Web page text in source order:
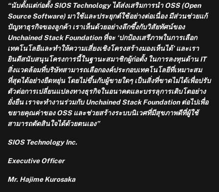
“นับตั้งแต่ก่อตั้ง SIOS Technology ได้ส่งเสริมการนำ OSS (Open
Source Software) มาใช้และประยุกต์ใช้อย่างต่อเนื่อง มีส่วนช่วยแก้
ปัญหาธุรกิจของลูกค้า เราเห็นด้วยอย่างลึกซึ้งกับวิสัยทัศน์ของ
Unchained Stack Foundation ที่จะ ‘ปกป้องเสรีภาพในการเลือก
เทคโนโลยีและทำให้ความเสี่ยงเชิงโครงสร้างมองเห็นได้’ และเรา
ยินดีสนับสนุนโครงการนี้ในฐานะสมาชิกผู้ก่อตั้ง ในการลงทุนด้าน IT
สิ่งแวดล้อมที่บริษัทสามารถเลือกองค์ประกอบเทคโนโลยีที่เหมาะสม
ที่สุดได้อย่างยืดหยุ่น โดยไม่ขึ้นกับผู้ขายใดๆ เป็นสิ่งที่ขาดไม่ได้เพื่อปรับ
ตัวต่อการเปลี่ยนแปลงทางธุรกิจในอนาคตและบรรลุการเติบโตอย่าง
ยั่งยืน เราจะทำงานร่วมกับ Unchained Stack Foundation ต่อไปเพื่อ
ขยายคุณค่าของ OSS และช่วยสร้างระบบนิเวศที่มีสุขภาพดีที่ผู้ใช้
สามารถตัดสินใจได้ด้วยตนเอง”
SIOS Technology Inc.
Executive Officer
Mr. Hajime Kurosaka